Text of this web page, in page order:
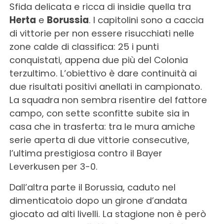
Sfida delicata e ricca di insidie quella tra
Herta e Borussia. I capitolini sono a caccia
di vittorie per non essere risucchiati nelle
zone calde di classifica: 25 i punti
conquistati, appena due più del Colonia
terzultimo. L’obiettivo è dare continuità ai
due risultati positivi anellati in campionato.
La squadra non sembra risentire del fattore
campo, con sette sconfitte subite sia in
casa che in trasferta: tra le mura amiche
serie aperta di due vittorie consecutive,
l’ultima prestigiosa contro il Bayer
Leverkusen per 3-0.
Dall’altra parte il Borussia, caduto nel
dimenticatoio dopo un girone d’andata
giocato ad alti livelli. La stagione non è però